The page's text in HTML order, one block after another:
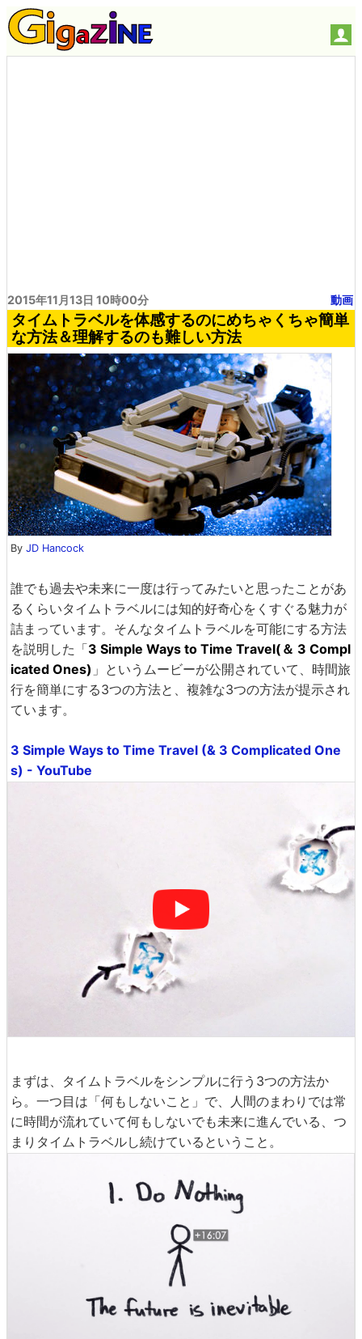
2015年11月13日 10時00分 動画
タイムトラベルを体感するのにめちゃくちゃ簡単
な方法＆理解するのも難しい方法
By JD Hancock
誰でも過去や未来に一度は行ってみたいと思ったことがあ
るくらいタイムトラベルには知的好奇心をくすぐる魅力が
詰まっています。そんなタイムトラベルを可能にする方法
を説明した「3 Simple Ways to Time Travel(＆ 3 Compl
icated Ones) 」というムービーが公開されていて、時間旅
行を簡単にする3つの方法と、複雑な3つの方法が提示され
ています。
3 Simple Ways to Time Travel (& 3 Complicated One
s) - YouTube
まずは、タイムトラベルをシンプルに行う3つの方法か
ら。一つ目は「何もしないこと」で、人間のまわりでは常
に時間が流れていて何もしないでも未来に進んでいる、つ
まりタイムトラベルし続けているということ。